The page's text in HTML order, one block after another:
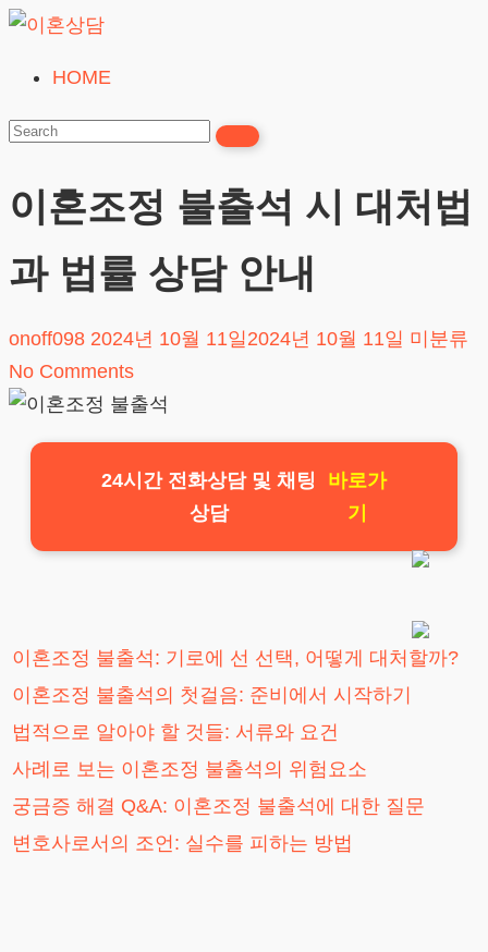
Skip
content
혼
담
HOME
이혼조정 불출석 시 대처법
과 법률 상담 안내
onoff098 2024년 10월 11일 2024년 10월 11일 미분류
No Comments
24시간 전화상담 및 채팅
상담
바로가
기
이혼조정 불출석: 기로에 선 선택, 어떻게 대처할까?
이혼조정 불출석의 첫걸음: 준비에서 시작하기
법적으로 알아야 할 것들: 서류와 요건
사례로 보는 이혼조정 불출석의 위험요소
궁금증 해결 Q&A: 이혼조정 불출석에 대한 질문
변호사로서의 조언: 실수를 피하는 방법